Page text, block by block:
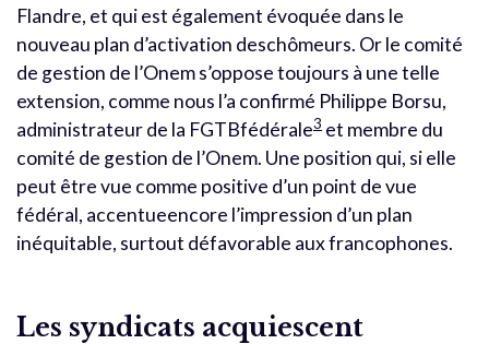
Flandre, et qui est également évoquée dans le
nouveau plan d’activation deschômeurs. Or le comité
de gestion de l’Onem s’oppose toujours à une telle
extension, comme nous l’a confirmé Philippe Borsu,
administrateur de la FGTBfédérale3 et membre du
comité de gestion de l’Onem. Une position qui, si elle
peut être vue comme positive d’un point de vue
fédéral, accentueencore l’impression d’un plan
inéquitable, surtout défavorable aux francophones.
Les syndicats acquiescent